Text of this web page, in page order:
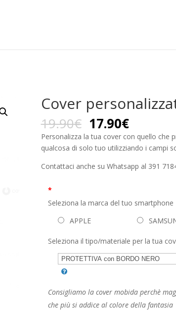
Cover
19.90€ 17.90€
Personalizza la tua cover con quello che
qualcosa di solo tuo utilizziando i campi
Contattaci anche su Whatsapp al 391
*
Seleziona la marca del tuo smartphone
APPLE
Seleziona il tipo/materiale per la tua
Consigliamo la cover mobida perchè
che più si addice al colore della fantasia